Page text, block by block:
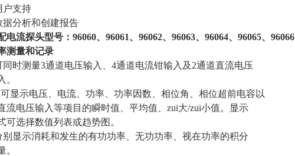
户支持
据分析和创建报告
电流探头型号： 96060、96061、96062、96063、96064、96065、96066
测量和记录
同时测量3通道电压输入、4通道电流钳输入及2通道直流电压
。
显示电压、电流、功率、功率因数、相位角、相位超前电容以
流电压输入等项目的瞬时值、平均值、zui大/zui小值。显示
可选择数值列表或趋势图。
别显示消耗和发生的有功功率、无功功率、视在功率的积分
。